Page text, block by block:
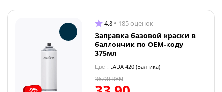
-9%
4.8 185 оценок
Заправка базовой краски в
баллончик по OEM-коду
375мл
Цвет: LADA 420 (Балтика)
36.90BYN